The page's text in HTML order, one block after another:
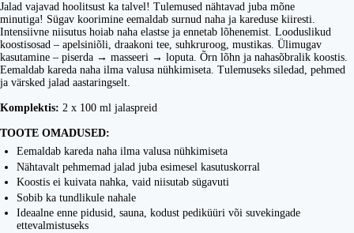
Jalad vajavad hoolitsust ka talvel! Tulemused nähtavad juba mõne
minutiga! Sügav koorimine eemaldab surnud naha ja kareduse kiiresti.
Intensiivne niisutus hoiab naha elastse ja ennetab lõhenemist. Looduslikud
koostisosad – apelsiniõli, draakoni tee, suhkruroog, mustikas. Ülimugav
kasutamine – piserda → masseeri → loputa. Õrn lõhn ja nahasõbralik koostis.
Eemaldab kareda naha ilma valusa nühkimiseta. Tulemuseks siledad, pehmed
ja värsked jalad aastaringselt.
Komplektis: 2 x 100 ml jalaspreid
TOOTE OMADUSED:
Eemaldab kareda naha ilma valusa nühkimiseta
Nähtavalt pehmemad jalad juba esimesel kasutuskorral
Koostis ei kuivata nahka, vaid niisutab sügavuti
Sobib ka tundlikule nahale
Ideaalne enne pidusid, sauna, kodust pediküüri või suvekingade
ettevalmistuseks